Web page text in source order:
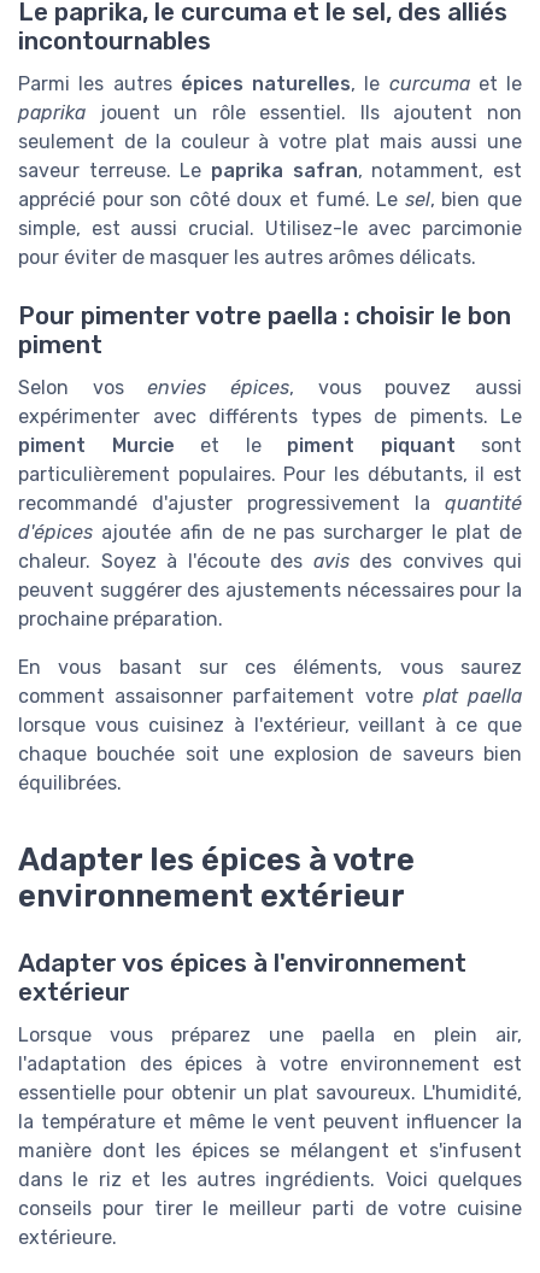
Le paprika, le curcuma et le sel, des alliés
incontournables
Parmi les autres épices naturelles, le curcumaet le
paprika jouent un rôle essentiel. Ils ajoutent non
seulement de la couleur à votre plat mais aussi une
saveur terreuse. Le paprika safran, notamment, est
apprécié pour son côté doux et fumé. Le sel, bien que
simple, est aussi crucial. Utilisez-le avec parcimonie
pour éviter de masquer les autres arômes délicats.
Pour pimenter votre paella : choisir le bon
piment
Selon vosenvies épices, vous pouvez aussi
expérimenter avec différents types de piments. Le
piment Murcie et le piment piquant sont
particulièrement populaires. Pour les débutants, il est
recommandé d'ajuster progressivement la quantité
d'épices ajoutée afin de ne pas surcharger le plat de
chaleur. Soyez à l'écoute des avisdes convives qui
peuvent suggérer des ajustements nécessaires pour la
prochaine préparation.
En vous basant sur ces éléments, vous saurez
comment assaisonner parfaitement votre plat paella
lorsque vous cuisinez à l'extérieur, veillant à ce que
chaque bouchée soit une explosion de saveurs bien
équilibrées.
Adapter les épices à votre
environnement extérieur
Adapter vos épices à l'environnement
extérieur
Lorsque vous préparez une paella en plein air,
l'adaptation des épices à votre environnement est
essentielle pour obtenir un plat savoureux. L'humidité,
la température et même le vent peuvent influencer la
manière dont les épices se mélangent et s'infusent
dans le riz et les autres ingrédients. Voici quelques
conseils pour tirer le meilleur parti de votre cuisine
extérieure.